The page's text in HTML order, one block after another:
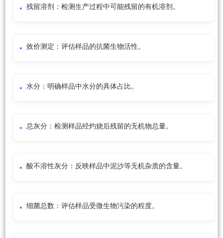
残留溶剂：检测生产过程中可能残留的有机溶剂。
效价测定：评估样品的抗菌生物活性。
水分：明确样品中水分的具体占比。
总灰分：检测样品经灼烧后残留的无机物总量。
酸不溶性灰分：反映样品中泥沙等无机杂质的含量。
细菌总数：评估样品受微生物污染的程度。